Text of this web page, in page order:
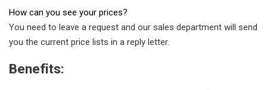
How can you see your prices?
You need to leave a request and our sales department will send
you the current price lists in a reply letter.
Benefits: